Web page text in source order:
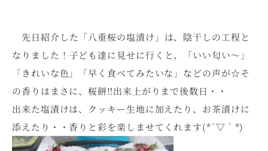
先日紹介した「八重桜の塩漬け」は、陰干しの工程と
なりました！子ども達に見せに行くと、「いい匂い～」
「きれいな色」「早く食べてみたいな」などの声が☆そ
の香りはまさに、桜餅‼出来上がりまで後数日・・
出来た塩漬けは、クッキー生地に加えたり、お茶漬けに
添えたり・・香りと彩を楽しませてくれます(*´▽｀*)